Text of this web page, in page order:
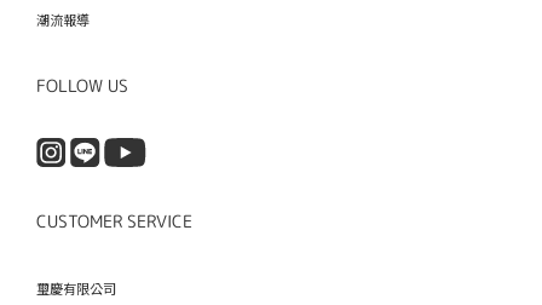
潮流報導
FOLLOW US
CUSTOMER SERVICE
璽慶有限公司